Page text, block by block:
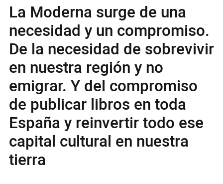
La Moderna surge de una
necesidad y un compromiso.
De la necesidad de sobrevivir
en nuestra región y no
emigrar. Y del compromiso
de publicar libros en toda
España y reinvertir todo ese
capital cultural en nuestra
tierra